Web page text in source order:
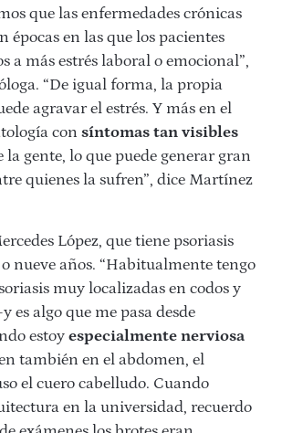
que las enfermedades crónicas
épocas en las que los pacientes
a más estrés laboral o emocional”,
“De igual forma, la propia
agravar el estrés. Y más en el
con síntomas tan visibles
la gente, lo que puede generar gran
quienes la sufren”, dice Martínez
López, que tiene psoriasis
o nueve años. “Habitualmente tengo
muy localizadas en codos y
es algo que me pasa desde
estoy especialmente nerviosa
también en el abdomen, el
el cuero cabelludo. Cuando
en la universidad, recuerdo